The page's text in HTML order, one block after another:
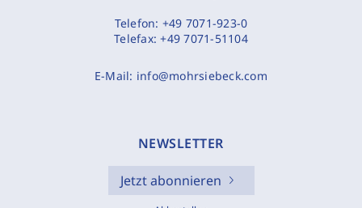
Telefon: +49 7071-923-0
Telefax:+49 7071-51104
E-Mail: info@mohrsiebeck.com
NEWSLETTER
Jetzt abonnieren